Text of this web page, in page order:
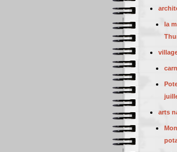
la
arts